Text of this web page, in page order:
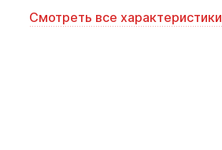
Смотреть все характеристики